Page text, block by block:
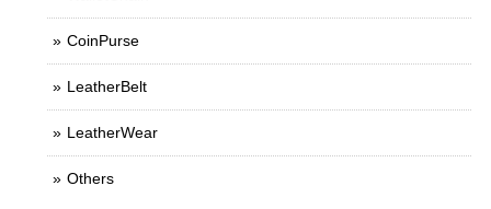
CoinPurse
LeatherBelt
LeatherWear
Others